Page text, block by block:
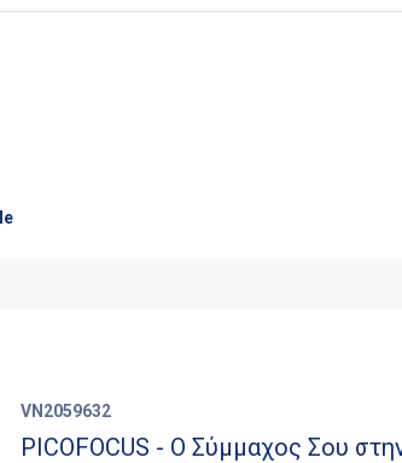
VN2059632
PICOFOCUS - Ο Σύμμαχος Σου